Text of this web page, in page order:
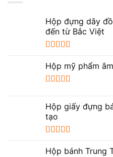
Hộp đựng dây
đến từ Bắc Việt
hạng 5.00 5
sao
Hộp mỹ phẩm
sao
Hộp giấy đựng
tạo
hạng 5.005
Hộp bánh Trung